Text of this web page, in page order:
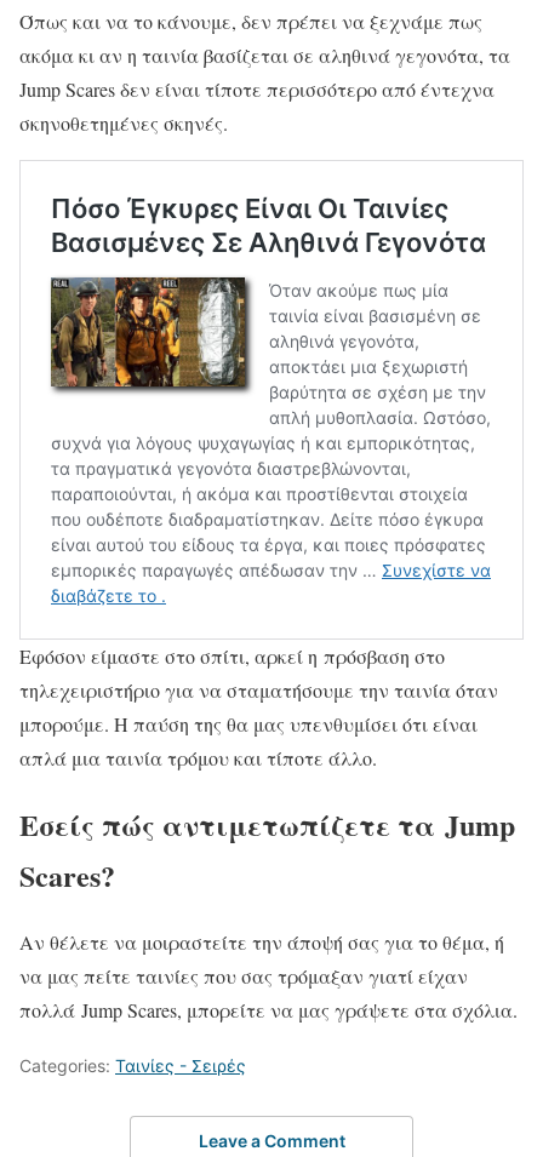
Όπως και να το κάνουμε, δεν πρέπει να ξεχνάμε πως
ακόμα κι αν η ταινία βασίζεται σε αληθινά γεγονότα, τα
Jump Scares δεν είναι τίποτε περισσότερο από έντεχνα
σκηνοθετημένες σκηνές.
Εφόσον είμαστε στο σπίτι, αρκεί η πρόσβαση στο
τηλεχειριστήριο για να σταματήσουμε την ταινία όταν
μπορούμε. Η παύση της θα μας υπενθυμίσει ότι είναι
απλά μια ταινία τρόμου και τίποτε άλλο.
Εσείς πώς αντιμετωπίζετε τα Jump
Scares?
Αν θέλετε να μοιραστείτε την άποψή σας για το θέμα, ή
να μας πείτε ταινίες που σας τρόμαξαν γιατί είχαν
πολλά Jump Scares, μπορείτε να μας γράψετε στα σχόλια.
Categories: Ταινίες - Σειρές
Leave a Comment